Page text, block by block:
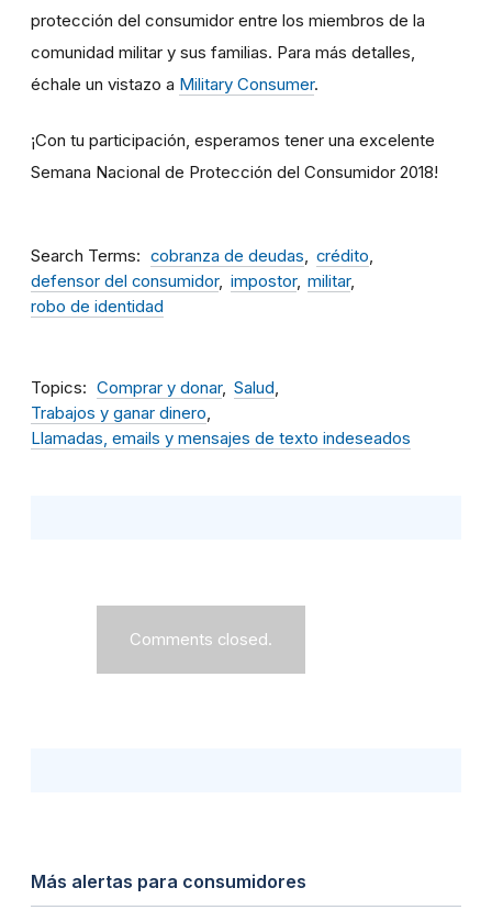
protección del consumidor entre los miembros de la
comunidad militar y sus familias. Para más detalles,
échale un vistazo a Military Consumer.
¡Con tu participación, esperamos tener una excelente
Semana Nacional de Protección del Consumidor 2018!
Search Terms cobranza de deudas
crédito
defensor del consumidor
impostor militar
robo de identidad
Topics Comprar y donar
Salud
Trabajos y ganar dinero
Llamadas, emails y mensajes de texto indeseados
Comments closed.
Más alertas para consumidores